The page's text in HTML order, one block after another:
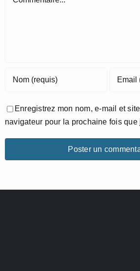
Enregistrez mon nom, e-mail et
navigateur pour la prochaine fois que